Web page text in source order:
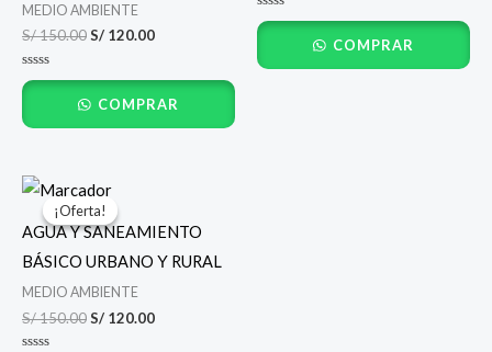
MEDIO AMBIENTE
S/150.00S/ 120.00
Valorado
con
de
5
COMPRAR
Valorado
con
de
5
COMPRAR
¡Oferta!
¡Oferta!
AGUA Y SANEAMIENTO
BÁSICO URBANO Υ RURAL
MEDIO AMBIENTE
S/150.00
El
precio
original
era:
S/ 150.00.
S/ 120.00
es:
S/ 120.00.